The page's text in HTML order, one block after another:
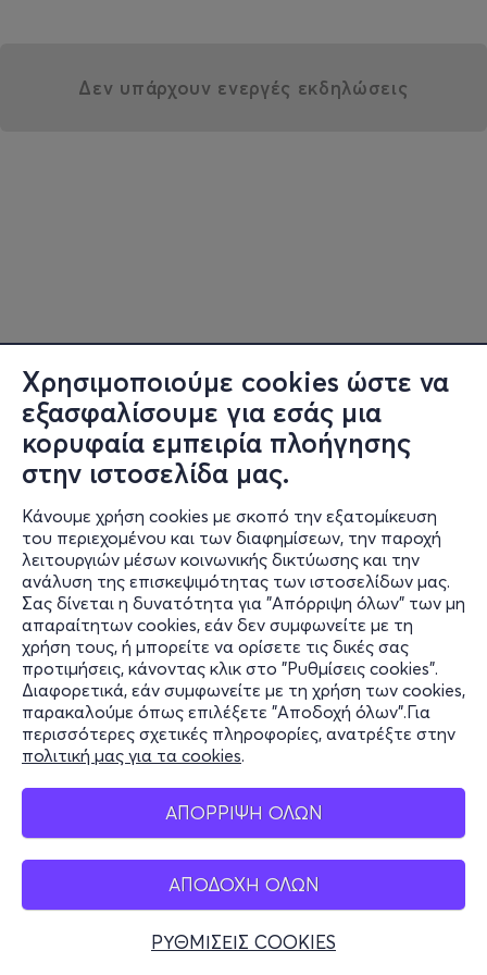
Χρησιμοποιούμε cookies ώστε να
εξασφαλίσουμε για εσάς μια
κορυφαία εμπειρία πλοήγησης
στην ιστοσελίδα μας.
Κάνουμε χρήση cookies με σκοπό την εξατομίκευση
του περιεχομένου και των διαφημίσεων, την παροχή
λειτουργιών μέσων κοινωνικής δικτύωσης και την
ανάλυση της επισκεψιμότητας των ιστοσελίδων μας.
Σας δίνεται η δυνατότητα για "Απόρριψη όλων" των μη
απαραίτητων cookies, εάν δεν συμφωνείτε με τη
χρήση τους, ή μπορείτε να ορίσετε τις δικές σας
προτιμήσεις, κάνοντας κλικ στο "Ρυθμίσεις cookies".
Διαφορετικά, εάν συμφωνείτε με τη χρήση των cookies,
παρακαλούμε όπως επιλέξετε "Αποδοχή όλων".Για
περισσότερες σχετικές πληροφορίες, ανατρέξτε στην
πολιτική μας για τα cookies.
ΑΠΟΡΡΙΨΗ ΟΛΩΝ
ΑΠΟΔΟΧΗ ΟΛΩΝ
ΡΥΘΜΙΣΕΙΣ COOKIES
Δεν υπάρχουν ενεργές εκδηλώσεις